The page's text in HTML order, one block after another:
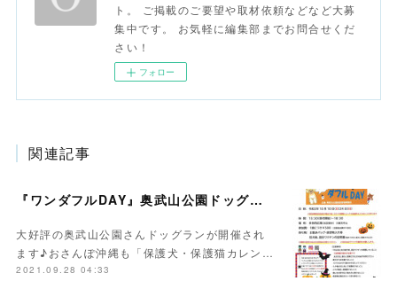
ト。 ご掲載のご要望や取材依頼などなど大募
集中です。 お気軽に編集部までお問合せくだ
さい！
フォロー
関連記事
『ワンダフルDAY』奥武山公園ドッグラン開催！
大好評の奥武山公園さんドッグランが開催され
ます♪おさんぽ沖縄も「保護犬・保護猫カレン…
2021.09.28 04:33